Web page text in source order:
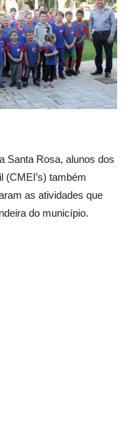
Santa Rosa, alunos dos
(CMEI’s) também
as atividades que
do município.